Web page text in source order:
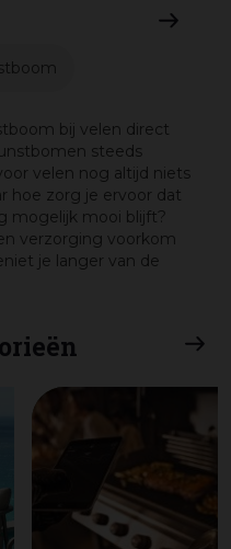
bij velen direct
steeds
velen nog altijd niets
hoe zorg je ervoor dat
mogelijk mooi blijft?
verzorging voorkom
je langer van de